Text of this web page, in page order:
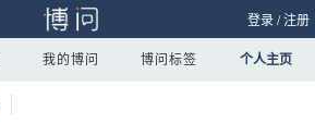
登录/注册
我的博问 博问标签 个人主页